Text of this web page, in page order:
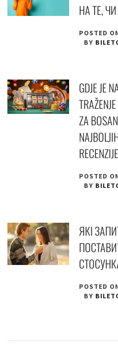
НА ТЕ,
POSTED
BY
GDJE JE
ZA
RECENZIJE
POSTED
BY
ЯКІ
POSTED
BY